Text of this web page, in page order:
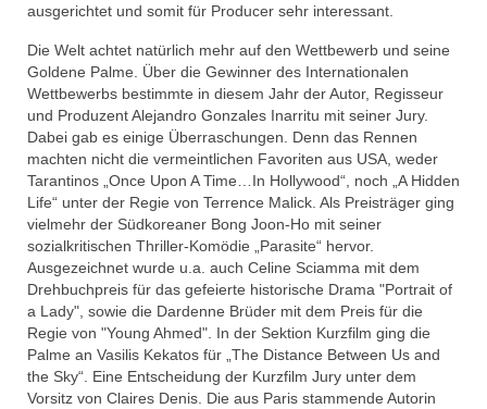
ausgerichtet und somit für Producer sehr interessant.
Die Welt achtet natürlich mehr auf den Wettbewerb und seine
Goldene Palme. Über die Gewinner des Internationalen
Wettbewerbs bestimmte in diesem Jahr der Autor, Regisseur
und Produzent Alejandro Gonzales Inarritu mit seiner Jury.
Dabei gab es einige Überraschungen. Denn das Rennen
machten nicht die vermeintlichen Favoriten aus USA, weder
Tarantinos „Once Upon A Time…In Hollywood“, noch „A Hidden
Life“ unter der Regie von Terrence Malick. Als Preisträger ging
vielmehr der Südkoreaner Bong Joon-Ho mit seiner
sozialkritischen Thriller-Komödie „Parasite“ hervor.
Ausgezeichnet wurde u.a. auch Celine Sciamma mit dem
Drehbuchpreis für das gefeierte historische Drama "Portrait of
a Lady", sowie die Dardenne Brüder mit dem Preis für die
Regie von "Young Ahmed". In der Sektion Kurzfilm ging die
Palme an Vasilis Kekatos für „The Distance Between Us and
the Sky“. Eine Entscheidung der Kurzfilm Jury unter dem
Vorsitz von Claires Denis. Die aus Paris stammende Autorin